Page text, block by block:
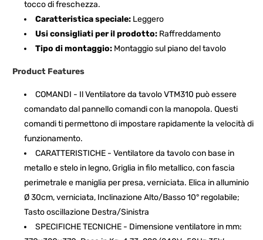
tocco di freschezza.
Caratteristica speciale: Leggero
Usi consigliati per il prodotto: Raffreddamento
Tipo di montaggio: Montaggio sul piano del tavolo
Product Features
COMANDI - Il Ventilatore da tavolo VTM310 può essere
comandato dal pannello comandi con la manopola. Questi
comandi ti permettono di impostare rapidamente la velocità di
funzionamento.
CARATTERISTICHE - Ventilatore da tavolo con base in
metallo e stelo in legno, Griglia in filo metallico, con fascia
perimetrale e maniglia per presa, verniciata. Elica in alluminio
Ø 30cm, verniciata, Inclinazione Alto/Basso 10° regolabile;
Tasto oscillazione Destra/Sinistra
SPECIFICHE TECNICHE - Dimensione ventilatore in mm: